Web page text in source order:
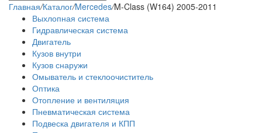
Главная/Каталог/Mercedes/M-Class (W164) 2005-2011
Выхлопная система
Гидравлическая система
Двигатель
Кузов внутри
Кузов снаружи
Омыватель и стеклоочиститель
Оптика
Отопление и вентиляция
Пневматическая система
Подвеска двигателя и КПП